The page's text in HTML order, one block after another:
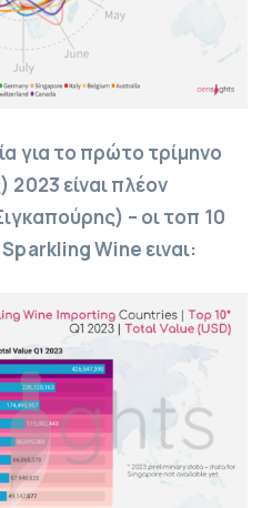
για το πρώτο τρίμηνο
είναι πλέον
– οι τοπ 10
Wine ειναι: